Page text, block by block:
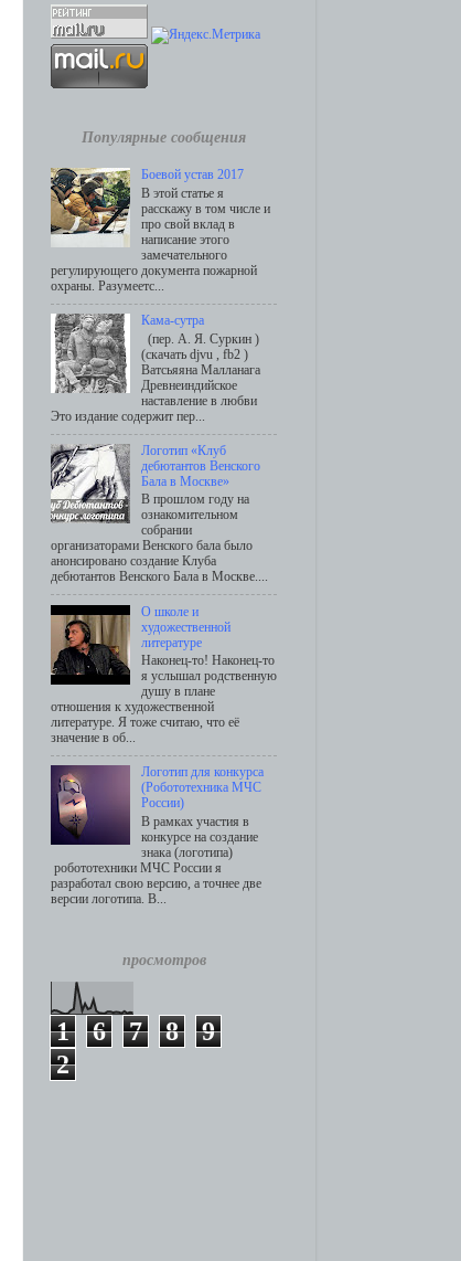
Популярные сообщения
Боевой устав 2017
В этой статье я
расскажу в том числе и
про свой вклад в
написание этого
замечательного
регулирующего документа пожарной
охраны. Разумеетс...
Кама-сутра
(пер. А. Я. Суркин )
(скачать djvu , fb2 )
Ватсьяяна Малланага
Древнеиндийское
наставление в любви
Это издание содержит пер...
Логотип «Клуб
дебютантов Венского
Бала в Москве»
В прошлом году на
ознакомительном
собрании
организаторами Венского бала было
анонсировано создание Клуба
дебютантов Венского Бала в Москве....
О школе и
художественной
литературе
Наконец-то! Наконец-то
я услышал родственную
душу в плане
отношения к художественной
литературе. Я тоже считаю, что её
значение в об...
Логотип для конкурса
(Робототехника МЧС
России)
В рамках участия в
конкурсе на создание
знака (логотипа)
робототехники МЧС России я
разработал свою версию, а точнее две
версии логотипа. В...
просмотров
1 6 7 8
9
2